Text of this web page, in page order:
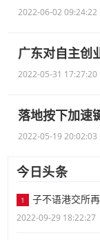
2022-06-02 09:24:22
广东对自主创
2022-05-31 17:27:20
落地按下加速
2022-05-19 20:02:03
今日头条
1 子不语港交所
2022-09-29 18:22:27